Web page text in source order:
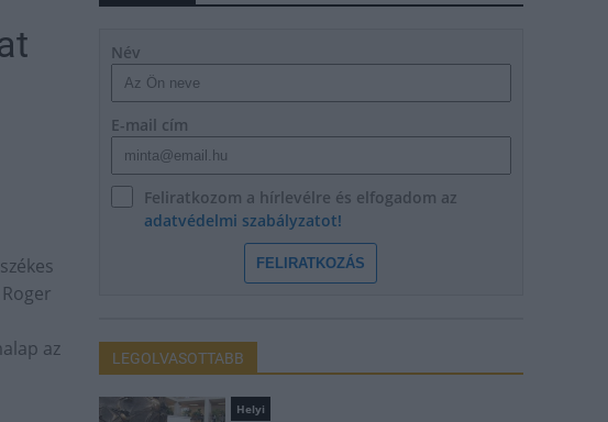
az
Név
E-mail cím
Feliratkozom a hírlevélre és elfogadom az
adatvédelmi szabályzatot!
FELIRATKOZÁS
LEGOLVASOTTABB
Helyi